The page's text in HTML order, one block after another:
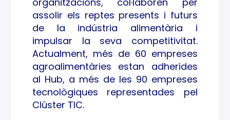
assolir els reptes presents i futurs
de la indústria alimentària i
impulsar la seva competitivitat.
Actualment, més de 60 empreses
agroalimentàries estan adherides
al Hub, a més de les 90 empreses
tecnològiques representades pel
Clúster TIC.